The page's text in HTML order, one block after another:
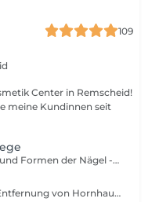
109
Center in Remscheid!
meine Kundinnen seit
-Fußbad zur Vorbereitung -Kürzen und Formen der Nägel -Entfernung von Hornhaut -Pflege der Nagelhaut -Abschließende Pflegecreme Für gepflegte und glatte Füße
-Fußbad zur Vorbereitung -Sanfte Entfernung von Hornhaut -Pflege trockener Haut und rissiger Stellen -Pflege der Nagelhaut -Intensive Abschlusspflege Für trockene Haut und ein sichtbar gepflegtes Hautbild der Füße